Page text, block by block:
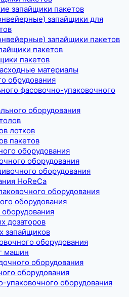
запайщики пакетов
запайщики для
запайщики пакетов
пакетов
пакетов
материалы
обрудования
фасовочно-упаковочного
оборудования
лотков
пакетов
оборудования
оборудования
оборудования
HoReCa
оборудования
оборудования
дозаторов
запайщиков
оборудования
машин
оборудования
оборудования
упаковочного оборудования